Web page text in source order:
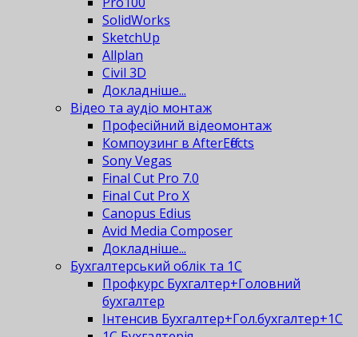
SolidWorks
SketchUp
Allplan
Civil 3D
Докладніше...
Відео та аудіо монтаж
Професійний відеомонтаж
Компоузинг в AfterEffects
Sony Vegas
Final Cut Pro 7.0
Final Cut Pro X
Canopus Edius
Avid Media Composer
Докладніше...
Бухгалтерський облік та 1С
Профкурс Бухгалтер+Головний
бухгалтер
Інтенсив Бухгалтер+Гол.бухгалтер+1С